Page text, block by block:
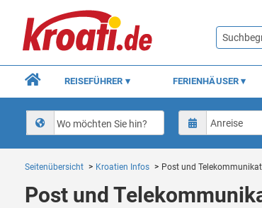
REISEFÜHRER FERIENHÄUSER
Wo möchten Sie hin?
Seitenübersicht Kroatien Infos Post und
Post und